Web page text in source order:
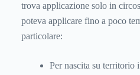
trova applicazione solo in
poteva applicare fino a poco
particolare:
Per nascita su territorio